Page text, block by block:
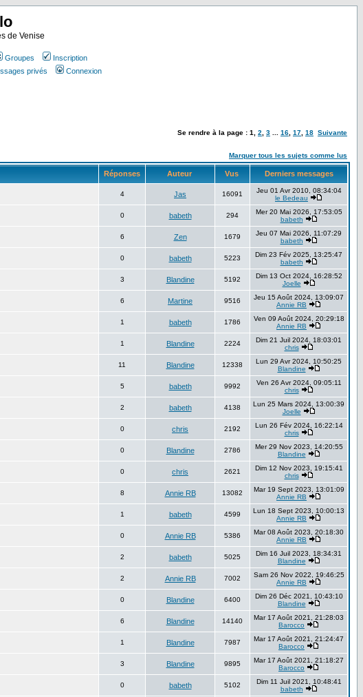
de Venise
Groupes
Inscription
privés Connexion
Se rendre à la page : 1 2 3 16 17 18 Suivante
Marquer tous les sujets comme lus
Réponses Auteur Vus Derniers messages
4 Jas 16091
Jeu 01 Avr 2010, 08:34:04
le Bedeau
0 babeth 294
Mer 20 Mai 2026, 17:53:05
babeth
6 Zen 1679
Jeu 07 Mai 2026, 11:07:29
babeth
0 babeth 5223
Dim 23 Fév 2025, 13:25:47
babeth
3 Blandine 5192
Dim 13 Oct 2024, 16:28:52
Joelle
6 Martine 9516
Jeu 15 Août 2024, 13:09:07
Annie RB
1 babeth 1786
Ven 09 Août 2024, 20:29:18
Annie RB
1 Blandine 2224
Dim 21 Juil 2024, 18:03:01
chris
11 Blandine 12338
Lun 29 Avr 2024, 10:50:25
Blandine
5 babeth 9992
Ven 26 Avr 2024, 09:05:11
chris
2 babeth 4138
Lun 25 Mars 2024, 13:00:39
Joelle
0 chris 2192
Lun 26 Fév 2024, 16:22:14
chris
0 Blandine 2786
Mer 29 Nov 2023, 14:20:55
Blandine
0 chris 2621
Dim 12 Nov 2023, 19:15:41
chris
8 Annie RB 13082
Mar 19 Sept 2023, 13:01:09
Annie RB
1 babeth 4599
Lun 18 Sept 2023, 10:00:13
Annie RB
0 Annie RB 5386
Mar 08 Août 2023, 20:18:30
Annie RB
2 babeth 5025
Dim 16 Juil 2023, 18:34:31
Blandine
2 Annie RB 7002
Sam 26 Nov 2022, 19:46:25
Annie RB
0 Blandine 6400
Dim 26 Déc 2021, 10:43:10
Blandine
6 Blandine 14140
Mar 17 Août 2021, 21:28:03
Barocco
1 Blandine 7987
Mar 17 Août 2021, 21:24:47
Barocco
3 Blandine 9895
Mar 17 Août 2021, 21:18:27
Barocco
0 babeth 5102
Dim 11 Juil 2021, 10:48:41
babeth